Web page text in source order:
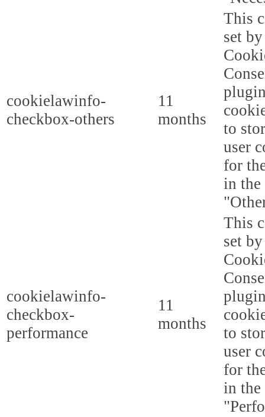
cookielawinfo-
checkbox-others
11
months
This
set
to
user
for
in the
cookielawinfo-
checkbox-
performance
11
months
This
set
to
user
for
in the